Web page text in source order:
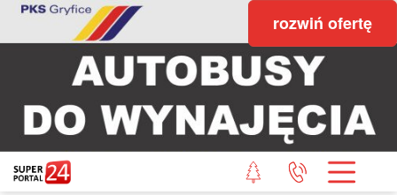
rozwiń ofertę
STRONA GŁÓWNA
POWIAT GRYFICKI